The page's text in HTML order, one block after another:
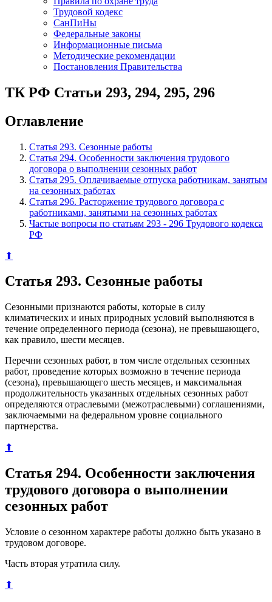
Трудовой кодекс
СанПиНы
Федеральные законы
Информационные письма
Методические рекомендации
Постановления Правительства
ТК РФ Статьи 293, 294, 295, 296
Оглавление
Статья 293. Сезонные работы
Статья 294. Особенности заключения трудового
договора о выполнении сезонных работ
Статья 295. Оплачиваемые отпуска работникам, занятым
на сезонных работах
Статья 296. Расторжение трудового договора с
работниками, занятыми на сезонных работах
Частые вопросы по статьям 293 - 296 Трудового кодекса
РФ
⬆
Статья 293. Сезонные работы
Сезонными признаются работы, которые в силу
климатических и иных природных условий выполняются в
течение определенного периода (сезона), не превышающего,
как правило, шести месяцев.
Перечни сезонных работ, в том числе отдельных сезонных
работ, проведение которых возможно в течение периода
(сезона), превышающего шесть месяцев, и максимальная
продолжительность указанных отдельных сезонных работ
определяются отраслевыми (межотраслевыми) соглашениями,
заключаемыми на федеральном уровне социального
партнерства.
⬆
Статья 294. Особенности заключения
трудового договора о выполнении
сезонных работ
Условие о сезонном характере работы должно быть указано в
трудовом договоре.
Часть вторая утратила силу.
⬆